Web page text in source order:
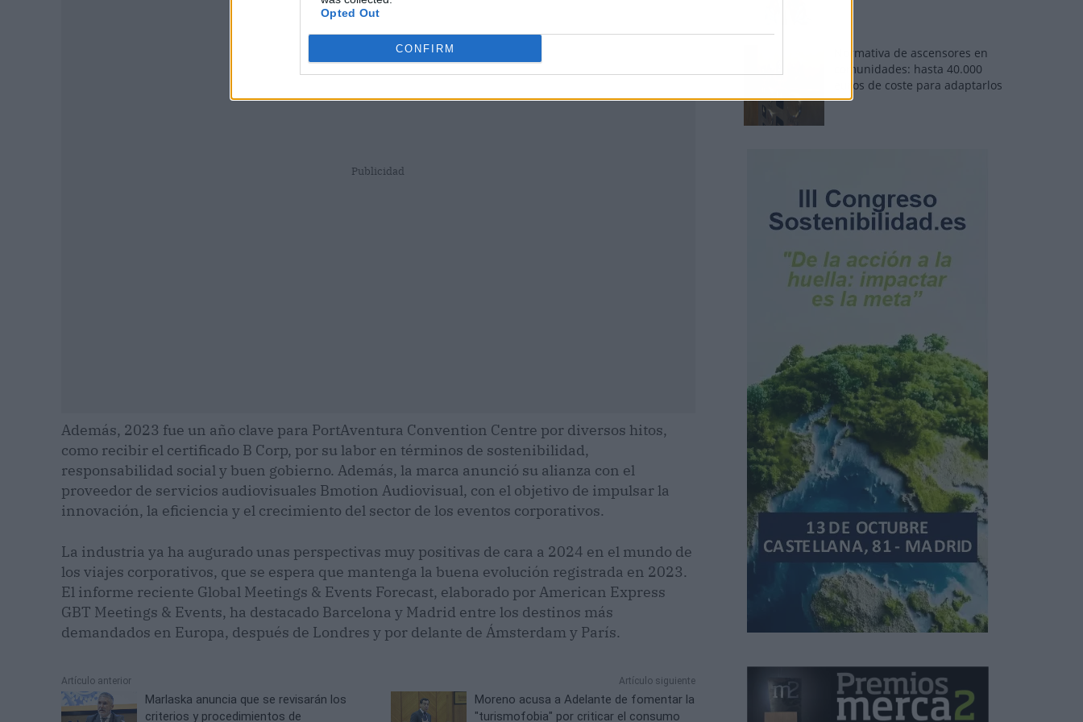
Opted Out
CONFIRM
Publicidad
Además, 2023 fue un año clave para PortAventura Convention Centre por diversos hitos,
como recibir el certificado B Corp, por su labor en términos de sostenibilidad,
responsabilidad social y buen gobierno. Además, la marca anunció su alianza con el
proveedor de servicios audiovisuales Bmotion Audiovisual, con el objetivo de impulsar la
innovación, la eficiencia y el crecimiento del sector de los eventos corporativos.
La industria ya ha augurado unas perspectivas muy positivas de cara a 2024 en el mundo de
los viajes corporativos, que se espera que mantenga la buena evolución registrada en 2023.
El informe reciente Global Meetings & Events Forecast, elaborado por American Express
GBT Meetings & Events, ha destacado Barcelona y Madrid entre los destinos más
demandados en Europa, después de Londres y por delante de Ámsterdam y París.
Artículo anterior
Marlaska anuncia que se revisarán los
criterios y procedimientos de
Artículo siguiente
Moreno acusa a Adelante de fomentar la
"turismofobia" por criticar el consumo
Normativa de ascensores en
comunidades: hasta 40.000
euros de coste para adaptarlos